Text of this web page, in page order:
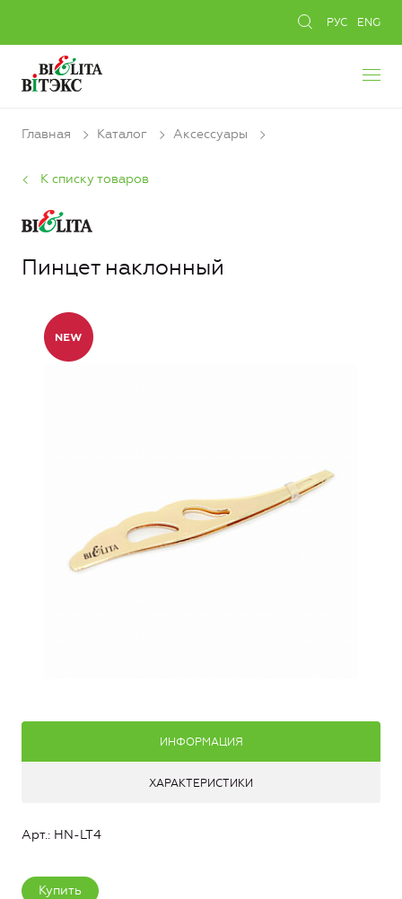
РУС ENG
Главная Каталог Аксессуары
К списку товаров
Пинцет наклонный
ИНФОРМАЦИЯ
ХАРАКТЕРИСТИКИ
Арт.: HN-LT4
Купить